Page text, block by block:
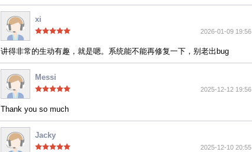
xi
2026-01-09 19:56
讲得非常的生动有趣，就是嗯。系统能不能再修复一下，别老出bug
Messi
2025-12-12 19:56
Thank you so much
Jacky
2025-12-10 20:55